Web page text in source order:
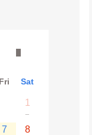
Fri Sat
1
−
7 8